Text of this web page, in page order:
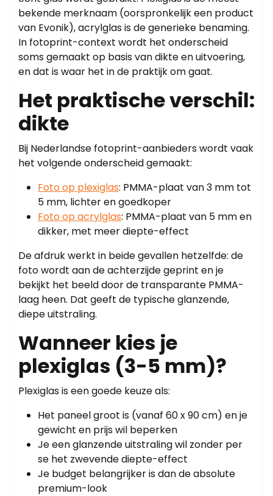
bekende merknaam (oorspronkelijk een product
van Evonik), acrylglas is de generieke benaming.
In fotoprint-context wordt het onderscheid
soms gemaakt op basis van dikte en uitvoering,
en dat is waar het in de praktijk om gaat.
Het praktische verschil:
dikte
Bij Nederlandse fotoprint-aanbieders wordt vaak
het volgende onderscheid gemaakt:
Foto op plexiglas: PMMA-plaat van 3 mm tot
5 mm, lichter en goedkoper
Foto op acrylglas: PMMA-plaat van 5 mm en
dikker, met meer diepte-effect
De afdruk werkt in beide gevallen hetzelfde: de
foto wordt aan de achterzijde geprint en je
bekijkt het beeld door de transparante PMMA-
laag heen. Dat geeft de typische glanzende,
diepe uitstraling.
Wanneer kies je
plexiglas (3-5 mm)?
Plexiglas is een goede keuze als:
Het paneel groot is (vanaf 60 x 90 cm) en je
gewicht en prijs wil beperken
Je een glanzende uitstraling wil zonder per
se het zwevende diepte-effect
Je budget belangrijker is dan de absolute
premium-look